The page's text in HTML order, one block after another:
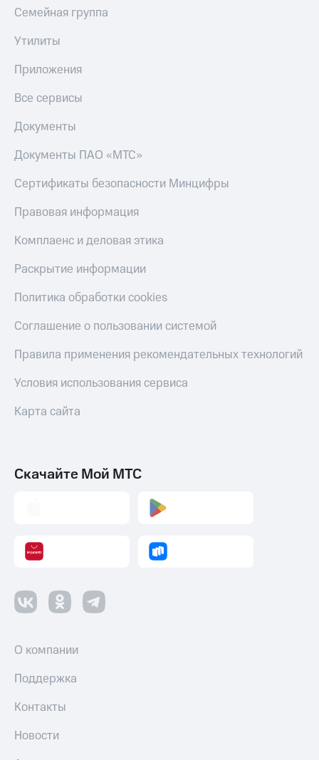
Семейная группа
Утилиты
Приложения
Все сервисы
Документы
Документы ПАО «МТС»
Сертификаты безопасности Минцифры
Правовая информация
Комплаенс и деловая этика
Раскрытие информации
Политика обработки cookies
Соглашение о пользовании системой
Правила применения рекомендательных технологий
Условия использования сервиса
Карта сайта
Скачайте Мой МТС
О компании
Поддержка
Контакты
Новости